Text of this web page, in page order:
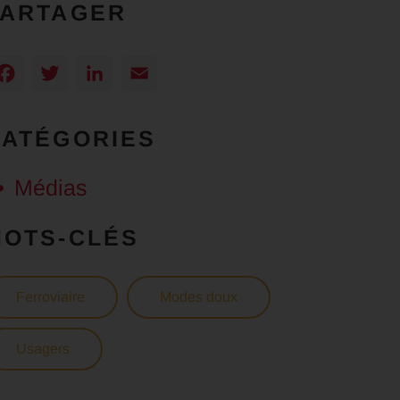
Facebook
TwitterLinkedIn
Médias
CLÉS
Ferroviaire Modes doux
Usagers